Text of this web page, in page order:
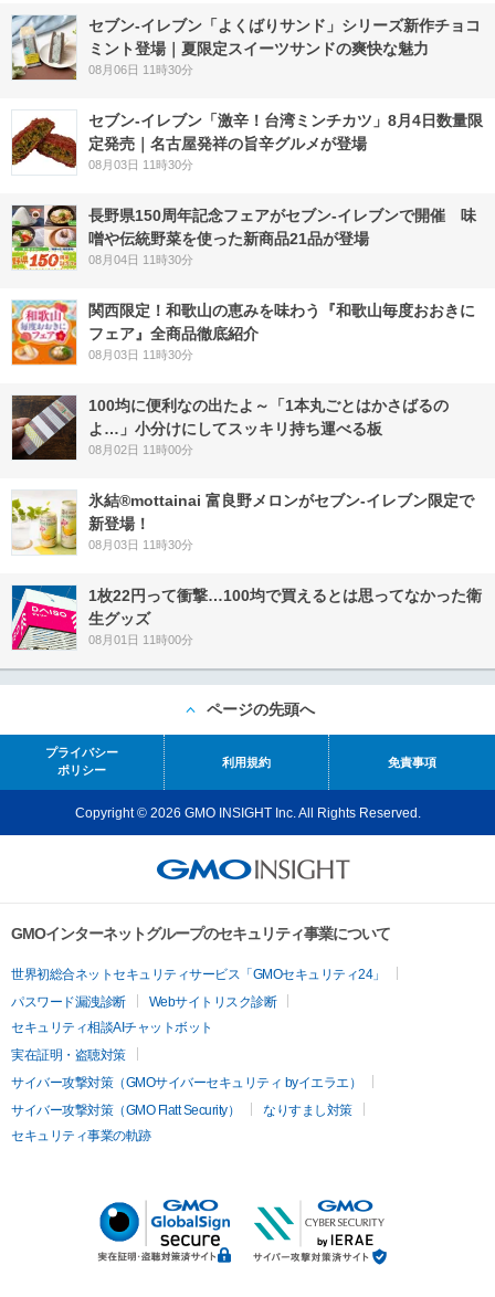
セブン‐イレブン「よくばりサンド」シリーズ新作チョコ
ミント登場｜夏限定スイーツサンドの爽快な魅力
08月06日 11時30分
セブン-イレブン「激辛！台湾ミンチカツ」8月4日数量限
定発売｜名古屋発祥の旨辛グルメが登場
08月03日 11時30分
長野県150周年記念フェアがセブン-イレブンで開催 味
噌や伝統野菜を使った新商品21品が登場
08月04日 11時30分
関西限定！和歌山の恵みを味わう『和歌山毎度おおきに
フェア』全商品徹底紹介
08月03日 11時30分
100均に便利なの出たよ～「1本丸ごとはかさばるの
よ…」小分けにしてスッキリ持ち運べる板
08月02日 11時00分
氷結®mottainai 富良野メロンがセブン‐イレブン限定で
新登場！
08月03日 11時30分
1枚22円って衝撃…100均で買えるとは思ってなかった衛
生グッズ
08月01日 11時00分
ページの先頭へ
プライバシー
ポリシー
利用規約 免責事項
Copyright © 2026 GMO INSIGHT Inc. All Rights Reserved.
GMOインターネットグループのセキュリティ事業について
世界初総合ネットセキュリティサービス「GMOセキュリティ24」
パスワード漏洩診断
Webサイトリスク診断
セキュリティ相談AIチャットボット
実在証明・盗聴対策
サイバー攻撃対策（GMOサイバーセキュリティ byイエラエ）
サイバー攻撃対策（GMO Flatt Security）
なりすまし対策
セキュリティ事業の軌跡